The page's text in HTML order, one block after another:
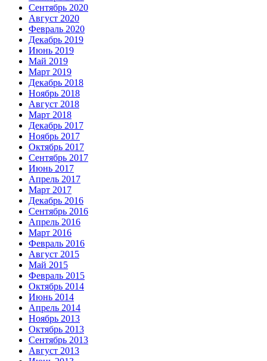
Сентябрь 2020
Август 2020
Февраль 2020
Декабрь 2019
Июнь 2019
Май 2019
Март 2019
Декабрь 2018
Ноябрь 2018
Август 2018
Март 2018
Декабрь 2017
Ноябрь 2017
Октябрь 2017
Сентябрь 2017
Июнь 2017
Апрель 2017
Март 2017
Декабрь 2016
Сентябрь 2016
Апрель 2016
Март 2016
Февраль 2016
Август 2015
Май 2015
Февраль 2015
Октябрь 2014
Июнь 2014
Апрель 2014
Ноябрь 2013
Октябрь 2013
Сентябрь 2013
Август 2013